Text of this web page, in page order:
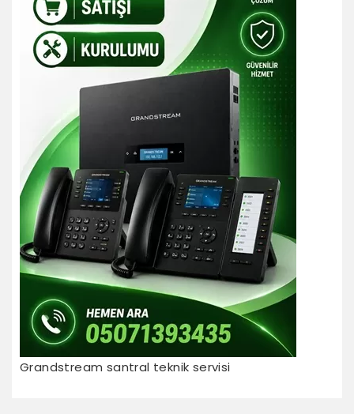
Grandstream santral teknik servisi